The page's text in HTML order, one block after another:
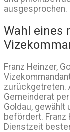
ausgesprochen.
Wahl eines
Franz Heinzer,
zurückgetreten.
Gemeinderat
Goldau, gewählt
befördert. Franz
Dienstzeit